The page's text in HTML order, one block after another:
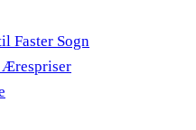
Faster Sogn